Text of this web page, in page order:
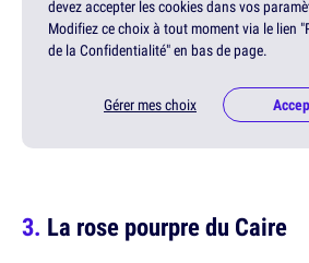
devez accepter les cookies dans vos
Modifiez ce choix à tout moment via le lien
de la Confidentialité" en bas de page.
Gérer mes choix
La rose pourpre du Caire